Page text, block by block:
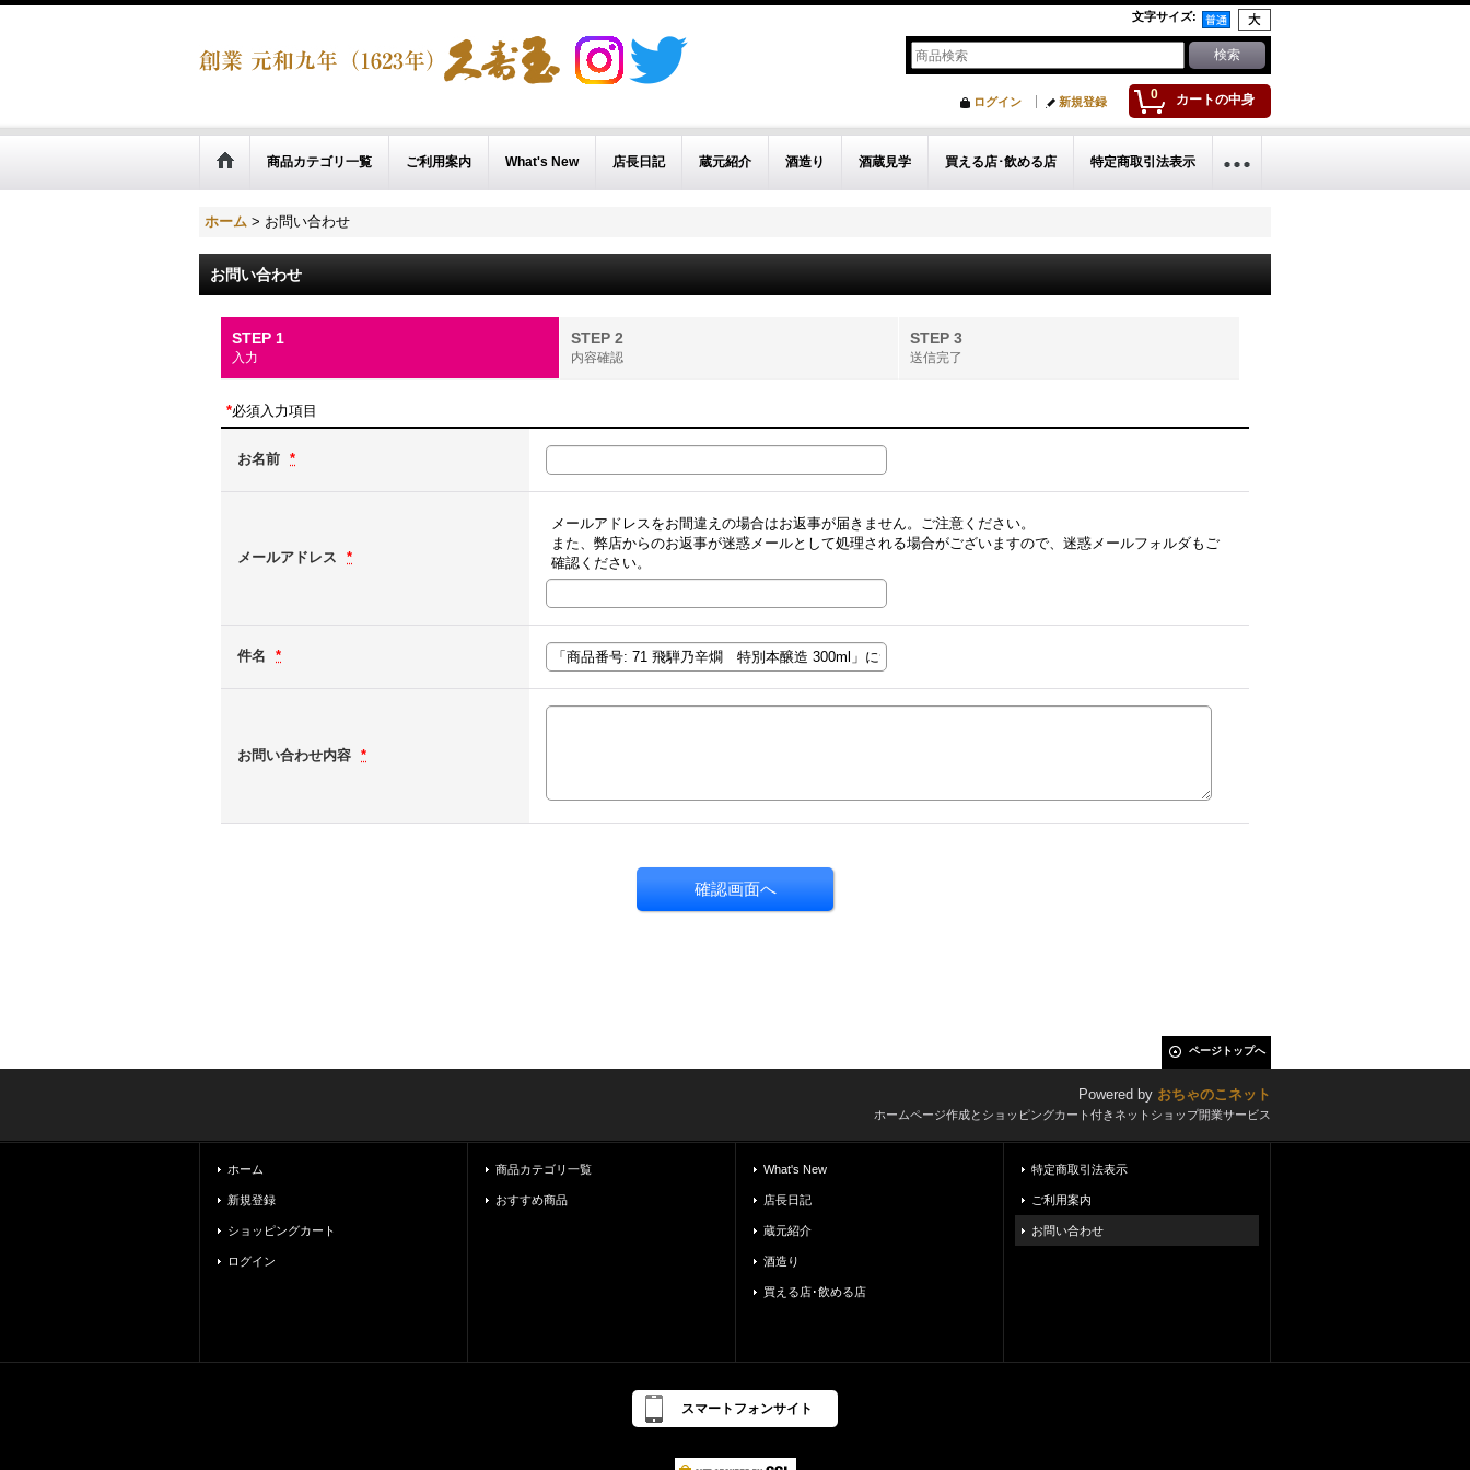
文字サイズ:
0 カートの中身
ログイン 新規登録
商品カテゴリ一覧 ご利用案内 What's New 店長日記 蔵元紹介 酒造り 酒蔵見学 買える店･飲める店 特定商取引法表示
ホーム > お問い合わせ
お問い合わせ
STEP 1
入力
STEP 2
内容確認
STEP 3
送信完了
*必須入力項目
お名前 *
メールアドレス *
メールアドレスをお間違えの場合はお返事が届きません。ご注意ください。
また、弊店からのお返事が迷惑メールとして処理される場合がございますので、迷惑メールフォルダもご
確認ください。
件名 *
お問い合わせ内容 *
ページトップへ
Powered by おちゃのこネット
ホームページ作成とショッピングカート付きネットショップ開業サービス
ホーム
新規登録
ショッピングカート
ログイン
商品カテゴリ一覧
おすすめ商品
What's New
店長日記
蔵元紹介
酒造り
買える店･飲める店
特定商取引法表示
ご利用案内
お問い合わせ
スマートフォンサイト